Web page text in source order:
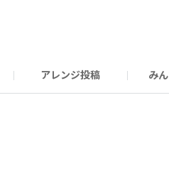
アレンジ投稿 み